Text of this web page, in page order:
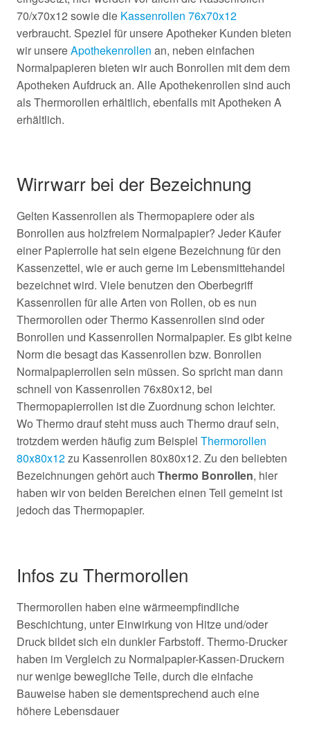
70/x70x12 sowie die Kassenrollen 76x70x12
verbraucht. Speziel für unsere Apotheker Kunden bieten
wir unsereApothekenrollen an, neben einfachen
Normalpapieren bieten wir auch Bonrollen mit dem dem
Apotheken Aufdruck an. Alle Apothekenrollen sind auch
als Thermorollen erhältlich, ebenfalls mit Apotheken A
erhältlich.
Wirrwarr bei der Bezeichnung
Gelten Kassenrollen als Thermopapiere oder als
Bonrollen aus holzfreiem Normalpapier? Jeder Käufer
einer Papierrolle hat sein eigene Bezeichnung für den
Kassenzettel, wie er auch gerne im Lebensmittehandel
bezeichnet wird. Viele benutzen den Oberbegriff
Kassenrollen für alle Arten von Rollen, ob es nun
Thermorollen oder Thermo Kassenrollen sind oder
Bonrollen und Kassenrollen Normalpapier. Es gibt keine
Norm die besagt das Kassenrollen bzw. Bonrollen
Normalpapierrollen sein müssen. So spricht man dann
schnell von Kassenrollen 76x80x12, bei
Thermopapierrollen ist die Zuordnung schon leichter.
Wo Thermo drauf steht muss auch Thermo drauf sein,
trotzdem werden häufig zum Beispiel Thermorollen
80x80x12zu Kassenrollen 80x80x12. Zu den beliebten
Bezeichnungen gehört auch Thermo Bonrollen, hier
haben wir von beiden Bereichen einen Teil gemeint ist
jedoch das Thermopapier.
Infos zu Thermorollen
Thermorollen haben eine wärmeempfindliche
Beschichtung, unter Einwirkung von Hitze und/oder
Druck bildet sich ein dunkler Farbstoff. Thermo-Drucker
haben im Vergleich zu Normalpapier-Kassen-Druckern
nur wenige bewegliche Teile, durch die einfache
Bauweise haben sie dementsprechend auch eine
höhere Lebensdauer